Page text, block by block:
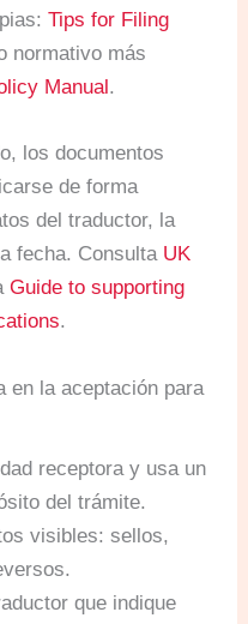
Tips for Filing
normativo más
Manual.
los documentos
de forma
del traductor, la
fecha. Consulta UK
Guide to supporting
.
en la aceptación para
receptora y usa un
del trámite.
visibles: sellos,
que indique